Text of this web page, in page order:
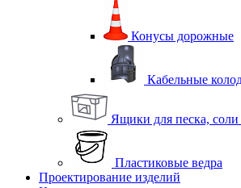
Конусы дорожные
Кабельные
Ящики для песка, соли
Пластиковые ведра
Проектирование изделий